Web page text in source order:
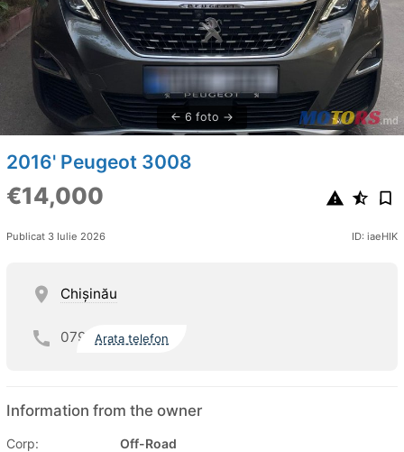
6 foto
2016' Peugeot 3008
€14,000
Publicat 3 Iulie 2026 ID: iaeHIK
Chişinău
079 Arata telefon
Information from the owner
Corp:
Off-Road